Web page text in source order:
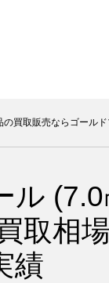
買取販売ならゴール
ル
取相
績